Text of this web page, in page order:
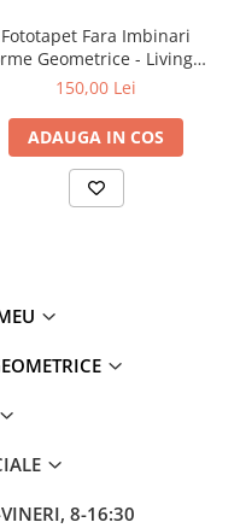
Fototapet Fara Imbinari
Geometrice - Living &
Dormitor
150,00 Lei
ADAUGA IN COS
8-16:30